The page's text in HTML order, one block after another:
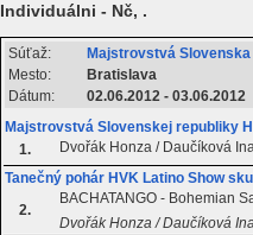
Individuálni - Nč, .
Súťaž:
Majstrovstvá Slovenska
Mesto:
Bratislava
Dátum:
02.06.2012 - 03.06.2012
Majstrovstvá Slovenskej republiky
1.
Dvořák Honza / Daučíková
Tanečný pohár HVK Latino Show
2.
BACHATANGO - Bohemian
Dvořák Honza / Daučíková